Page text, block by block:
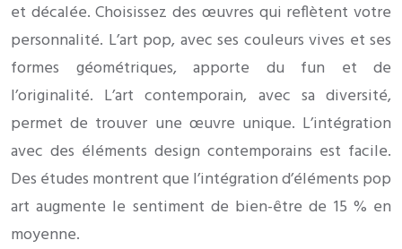
et décalée. Choisissez des œuvres qui reflètent votre
personnalité. L’art pop, avec ses couleurs vives et ses
formes géométriques, apporte du fun et de
l’originalité. L’art contemporain, avec sa diversité,
permet de trouver une œuvre unique. L’intégration
avec des éléments design contemporains est facile.
Des études montrent que l’intégration d’éléments pop
art augmente le sentiment de bien-être de 15 % en
moyenne.